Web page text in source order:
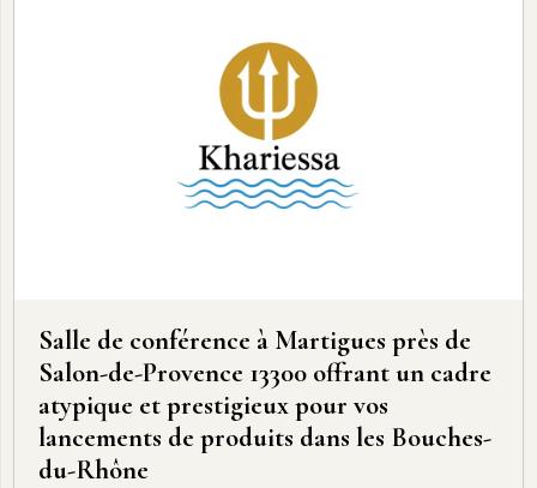
Salle de conférence à Martigues près de
Salon-de-Provence 13300 offrant un cadre
atypique et prestigieux pour vos
lancements de produits dans les Bouches-
du-Rhône